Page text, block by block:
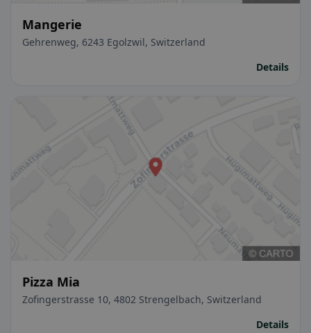
Mangerie
Gehrenweg, 6243 Egolzwil, Switzerland
Details
Pizza Mia
Zofingerstrasse 10, 4802 Strengelbach, Switzerland
Details